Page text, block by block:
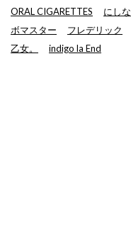
ORAL CIGARETTES
にしな
ボマスター
フレデリック
乙女。
indigo la End